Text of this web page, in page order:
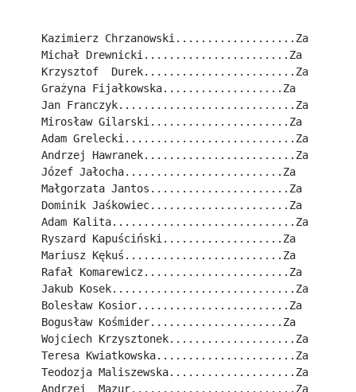
Kazimierz Chrzanowski...................Za
Michał Drewnicki.......................Za
Krzysztof  Durek........................Za
Grażyna Fijałkowska...................Za
Jan Franczyk............................Za
Mirosław Gilarski......................Za
Adam Grelecki...........................Za
Andrzej Hawranek........................Za
Józef Jałocha.........................Za
Małgorzata Jantos......................Za
Dominik Jaśkowiec......................Za
Adam Kalita.............................Za
Ryszard Kapuściński...................Za
Mariusz Kękuś.........................Za
Rafał Komarewicz.......................Za
Jakub Kosek.............................Za
Bolesław Kosior........................Za
Bogusław Kośmider.....................Za
Wojciech Krzysztonek....................Za
Teresa Kwiatkowska......................Za
Teodozja Maliszewska....................Za
Andrzej  Mazur..........................Za